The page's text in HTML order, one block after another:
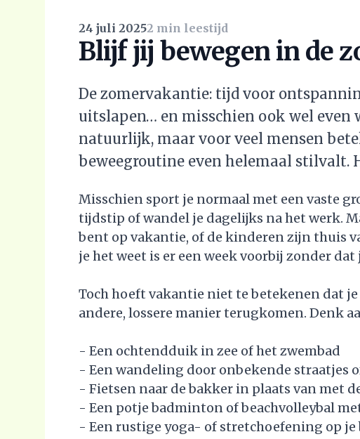
24 juli 20252 min leestijd
Blijf jij bewegen in de
De zomervakantie: tijd voor
uitslapen… en misschien ook wel
natuurlijk, maar voor veel mensen
beweegroutine even helemaal stilvalt.
Misschien sport je normaal met een vaste
tijdstip of wandel je dagelijks na het werk.
bent op vakantie, of de kinderen zijn thuis
je het weet is er een week voorbij zonder
Toch hoeft vakantie niet te betekenen dat
andere, lossere manier terugkomen. Denk
- Een ochtendduik in zee of het zwembad
- Een wandeling door onbekende straatjes
- Fietsen naar de bakker in plaats van met
- Een potje badminton of beachvolleybal
- Een rustige yoga- of stretchoefening op